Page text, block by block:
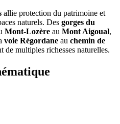
allie protection du patrimoine et
naturels. Des gorges du
Mont-Lozère au Mont Aigoual,
voie Régordane au chemin de
de multiples richesses naturelles.